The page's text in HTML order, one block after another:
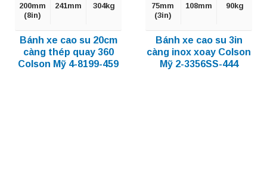
200mm
(8in)
241mm 304kg
Bánh xe cao su 20cm
càng thép quay 360
Colson Mỹ 4-8199-459
75mm
(3in)
108mm 90kg
Bánh xe cao su 3in
càng inox xoay Colson
Mỹ 2-3356SS-444